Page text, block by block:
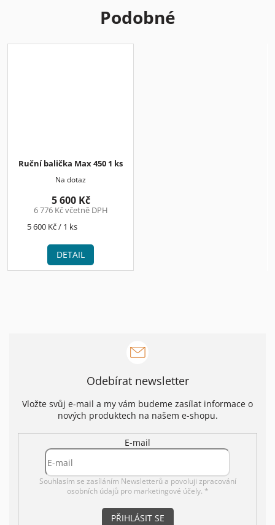
Podobné
Ruční balička Max 450 1 ks
Na dotaz
6 776 Kč včetně DPH
5 600 Kč
Měrná
5 600 Kč / 1 ks
DETAIL
Odebírat newsletter
Vložte svůj e-mail a my vám budeme zasílat informace o
nových produktech na našem e-shopu.
E-mail
Souhlasím se zasíláním Newsletterů a povoluji zpracování
osobních údajů pro marketingové účely. *
PŘIHLÁSIT SE